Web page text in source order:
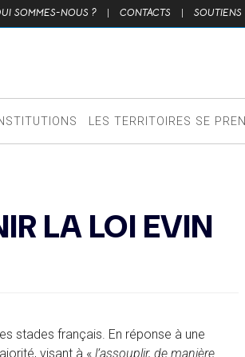
SOMMES-NOUS ? | CONTACTS | SOUTIENS
LES TERRITOIRES SE
LA LOI EVIN
stades français. En réponse à une
visant à « l’assouplir, de manière